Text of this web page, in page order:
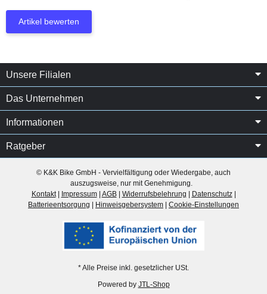
Artikel bewerten
Unsere Filialen
Das Unternehmen
Informationen
Ratgeber
© K&K Bike GmbH - Vervielfältigung oder Wiedergabe, auch
auszugsweise, nur mit Genehmigung.
Kontakt| Impressum| AGB| Widerrufsbelehrung Datenschutz|
Batterieentsorgung
Hinweisgebersystem Cookie-Einstellungen
* Alle Preise inkl. gesetzlicher USt.
Powered by JTL-Shop